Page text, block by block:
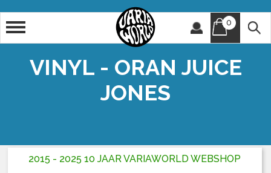
0
VINYL - ORAN JUICE
JONES
2015 - 2025 10 JAAR VARIAWORLD WEBSHOP